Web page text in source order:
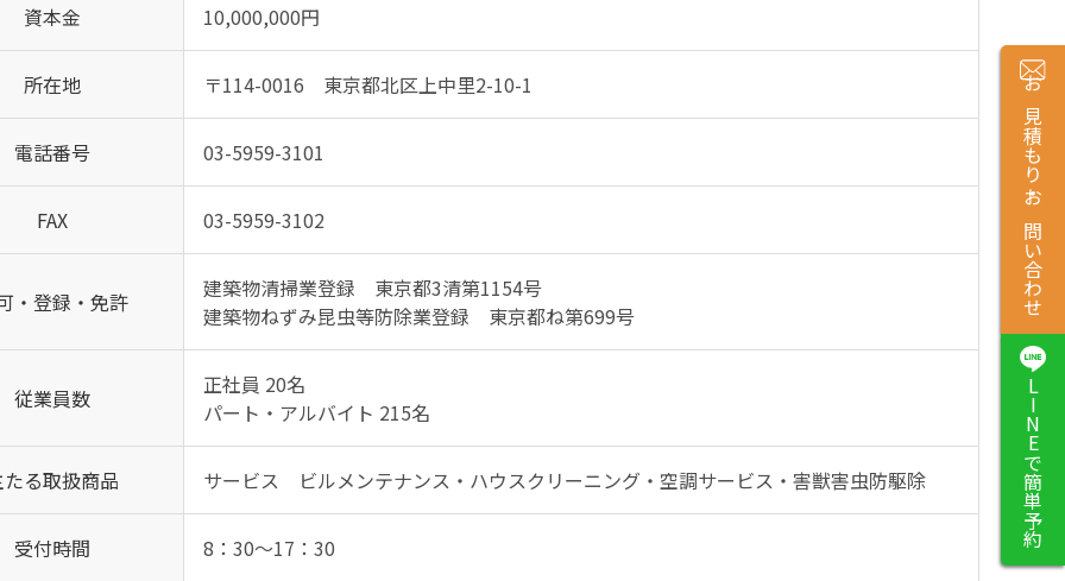
資本金 10,000,000円
所在地 〒114-0016 東京都北区上中里2-10-1
電話番号 03-5959-3101
FAX 03-5959-3102
・登録・免許
建築物清掃業登録 東京都3清第1154号
建築物ねずみ昆虫等防除業登録 東京都ね第699号
従業員数
正社員 20名
パート・アルバイト 215名
る取扱商品 サービス ビルメンテナンス・ハウスクリーニング・空調サービス・害獣害虫防駆除
受付時間 8：30～17：30
お見積もり・お問い合わせ
LINEで簡単予約